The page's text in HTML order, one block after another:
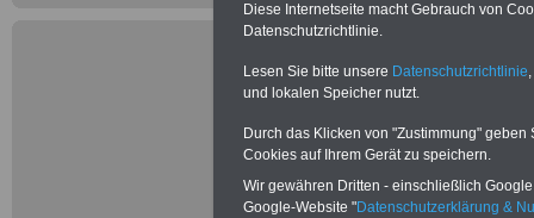
Diese Internetseite macht Gebrauch von
Datenschutzrichtlinie.
Lesen Sie bitte unsere Datenschutzrichtlinie
und lokalen Speicher nutzt.
Durch das Klicken von "Zustimmung"
Cookies auf Ihrem Gerät zu speichern.
Wir gewähren Dritten - einschließlich
Google-Website "Datenschutzerklärung &